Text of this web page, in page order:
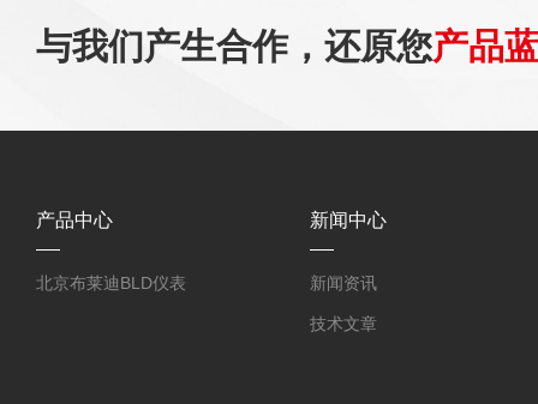
与我们产生合作，还原您产品
产品中心
北京布莱迪BLD仪表
新闻中心
新闻资讯
技术文章